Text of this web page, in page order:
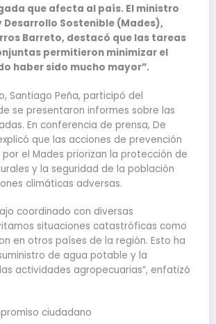
que afecta al país. El ministro
Desarrollo Sostenible (Mades),
Barreto, destacó que las tareas
permitieron minimizar el
haber sido mucho mayor”.
Santiago Peña, participó del
se presentaron informes sobre las
En conferencia de prensa, De
que las acciones de prevención
el Mades priorizan la protección de
y la seguridad de la población
climáticas adversas.
coordinado con diversas
situaciones catastróficas como
en otros países de la región. Esto ha
de agua potable y la
actividades agropecuarias”, enfatizó
ciudadano